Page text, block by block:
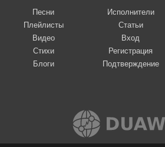
Песни
Плейлисты
Видео
Стихи
Блоги
Исполнители
Статьи
Вход
Регистрация
Подтверждение